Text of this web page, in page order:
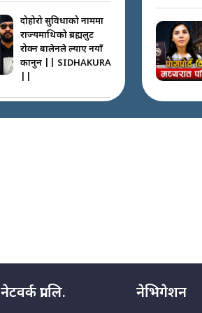
दोहोरो सुविधाको नाममा
राज्यमाथिको ब्रह्मलुट
रोक्न बालेनले ल्याए नयाँ
कानुन || SIDHAKURA
निम्सदाइसँगै अस्ताएका
प्रा.लि. नेभिगेशन